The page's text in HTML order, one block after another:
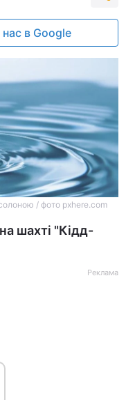
нас в Google
/ фото pxhere.com
шахті "Кідд-
Реклама